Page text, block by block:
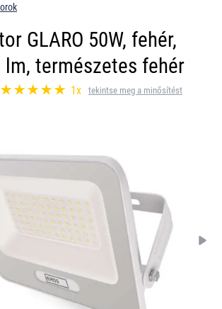
GLARO 50W, fehér,
lm, természetes fehér
1x tekintse meg a minősítést